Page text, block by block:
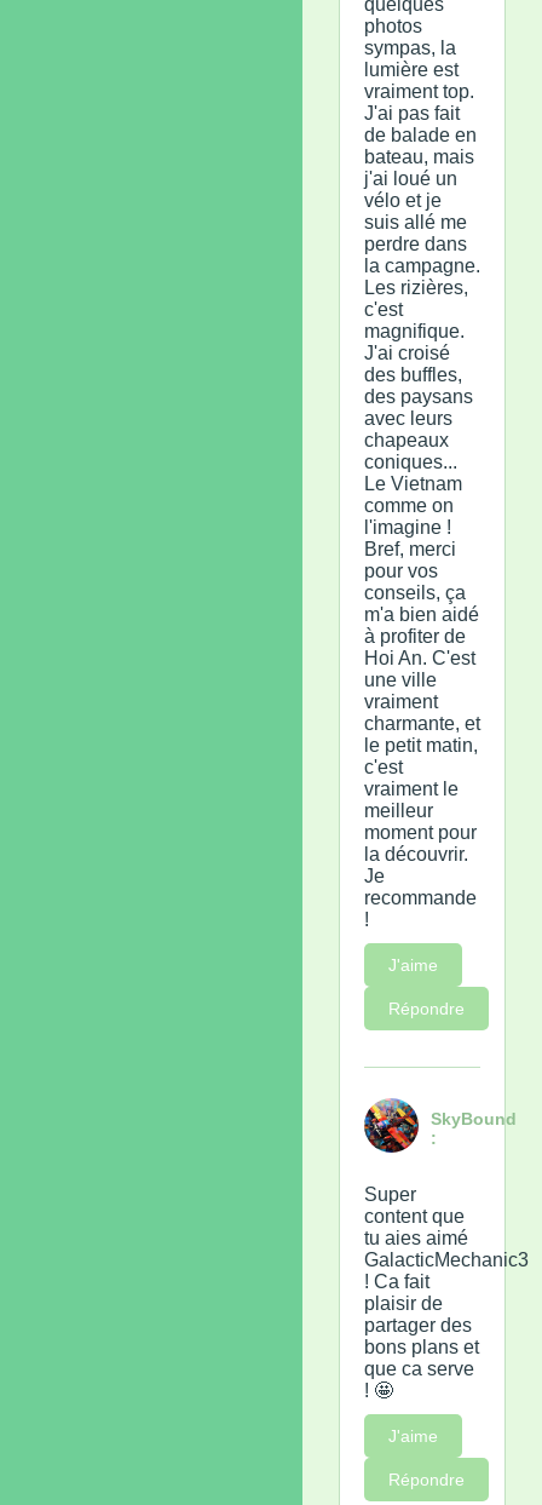
photos
sympas, la
lumière est
vraiment top.
J'ai pas fait
de balade en
bateau, mais
j'ai loué un
vélo et je
suis allé me
perdre dans
la campagne.
Les rizières,
c'est
magnifique.
J'ai croisé
des buffles,
des paysans
avec leurs
chapeaux
coniques...
Le Vietnam
comme on
l'imagine !
Bref, merci
pour vos
conseils, ça
m'a bien aidé
à profiter de
Hoi An. C'est
une ville
vraiment
charmante, et
le petit matin,
c'est
vraiment le
meilleur
moment pour
la découvrir.
Je
recommande
!
J'aime
Répondre
SkyBound
:
Super
content que
tu aies aimé
GalacticMechanic3
! Ca fait
plaisir de
partager des
bons plans et
que ca serve
! 🤩
J'aime
Répondre